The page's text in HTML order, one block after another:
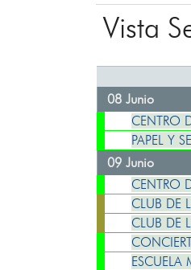
Vista
08 Junio
CENTRO
PAPEL Y
09 Junio
CENTRO
CLUB DE
CLUB DE
ESCUELA